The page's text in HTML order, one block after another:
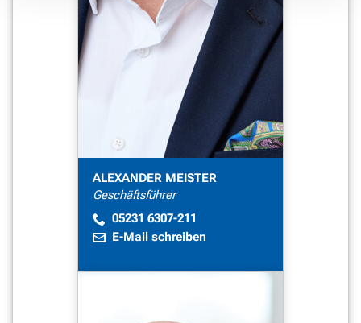
ALEXANDER MEISTER
Geschäftsführer
05231 6307-211
E-Mail schreiben